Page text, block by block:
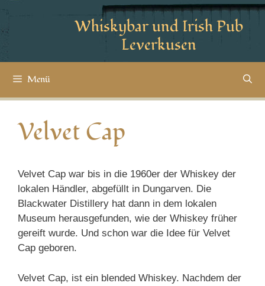
Whiskybar und Irish Pub
Leverkusen
Menü
Velvet Cap
Velvet Cap war bis in die 1960er der Whiskey der
lokalen Händler, abgefüllt in Dungarven. Die
Blackwater Distillery hat dann in dem lokalen
Museum herausgefunden, wie der Whiskey früher
gereift wurde. Und schon war die Idee für Velvet
Cap geboren.
Velvet Cap, ist ein blended Whiskey. Nachdem der